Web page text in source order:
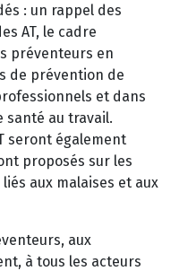
: un rappel des
AT, le cadre
préventeurs en
de prévention de
et dans
santé au travail.
seront également
proposés sur les
aux malaises et aux
aux
à tous les acteurs